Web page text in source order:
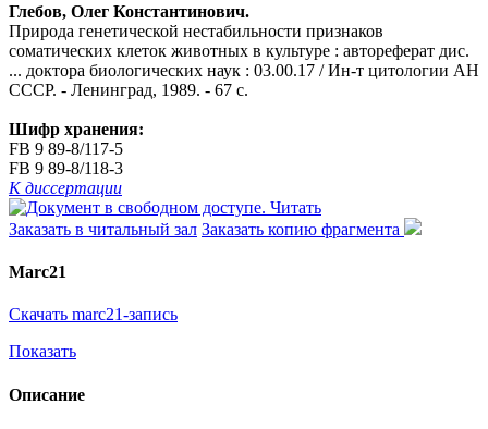
Глебов, Олег Константинович.
Природа генетической нестабильности признаков
соматических клеток животных в культуре : автореферат дис.
... доктора биологических наук : 03.00.17 / Ин-т цитологии АН
СССР. - Ленинград, 1989. - 67 с.
Шифр хранения:
FB 9 89-8/117-5
FB 9 89-8/118-3
К диссертации
Читать
Заказать в читальный зал Заказать копию фрагмента
Marc21
Скачать marc21-запись
Показать
Описание